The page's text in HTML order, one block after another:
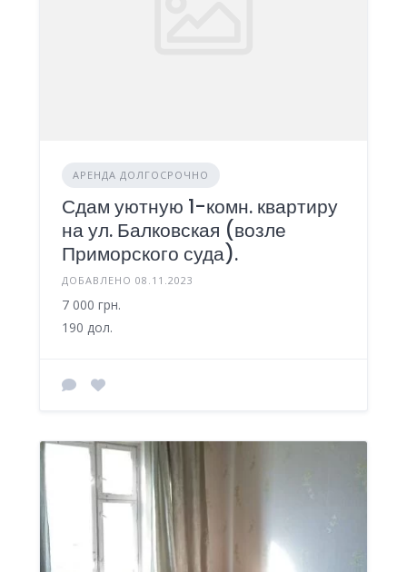
АРЕНДА ДОЛГОСРОЧНО
Сдам уютную 1-комн. квартиру
на ул. Балковская (возле
Приморского суда).
ДОБАВЛЕНО 08.11.2023
7 000 грн.
190 дол.